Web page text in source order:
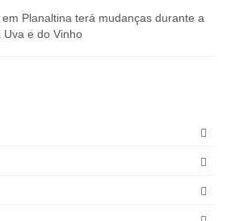
Planaltina terá mudanças durante a
Uva e do Vinho